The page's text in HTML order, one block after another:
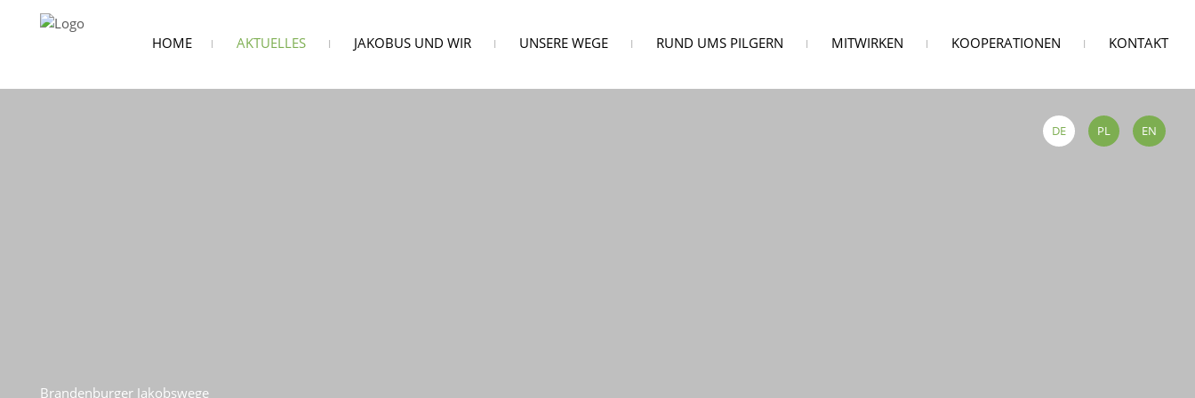
HOME AKTUELLES JAKOBUS UND WIR UNSERE WEGE RUND UMS PILGERN MITWIRKEN KOOPERATIONEN KONTAKT
DE PL EN
Brandenburger Jakobswege